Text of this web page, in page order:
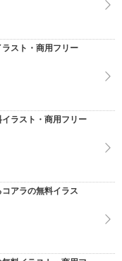
スト・商用フリー
ラスト・商用フリー
アラの無料イラス